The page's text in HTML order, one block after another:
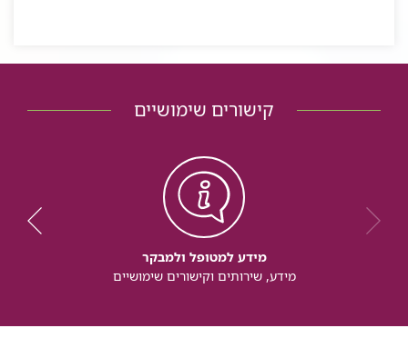
קישורים שימושיים
מידע למטופל ולמבקר
מידע, שירותים וקישורים שימושיים